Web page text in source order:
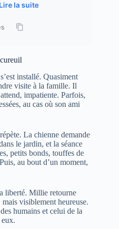
Lire la suite
·
installé. Quasiment
visite à la famille. Il
impatiente. Parfois,
au cas où son ami
La chienne demande
le jardin, et la séance
petits bonds, touffes de
au bout d’un moment,
liberté. Millie retourne
visiblement heureuse.
humains et celui de la